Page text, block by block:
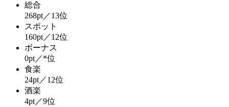
総合
268pt／13位
スポット
160pt／12位
ボーナス
0pt／*位
食楽
24pt／12位
酒楽
4pt／9位